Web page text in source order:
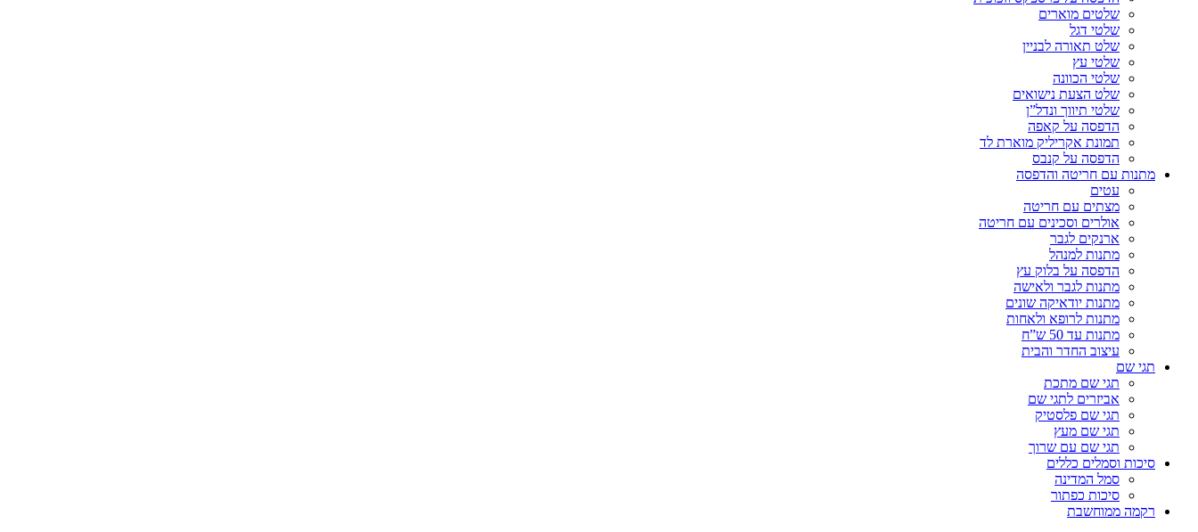
שלטים מוארים
שלטי דגל
שלט תאורה לבניין
שלטי עץ
שלטי הכוונה
שלט הצעת נישואים
שלטי תיווך ונדל”ן
הדפסה על קאפה
תמונת אקריליק מוארת לד
הדפסה על קנבס
מתנות עם חריטה והדפסה
עטים
מצתים עם חריטה
אולרים וסכינים עם חריטה
ארנקים לגבר
מתנות למנהל
הדפסה על בלוק עץ
מתנות לגבר ולאישה
מתנות יודאיקה שונים
מתנות לרופא ולאחות
מתנות עד 50 ש”ח
עיצוב החדר והבית
תגי שם
תגי שם מתכת
אביזרים לתגי שם
תגי שם פלסטיק
תגי שם מעץ
תגי שם עם שרוך
סיכות וסמלים כללים
סמל המדינה
סיכות כפתור
רקמה ממוחשבת